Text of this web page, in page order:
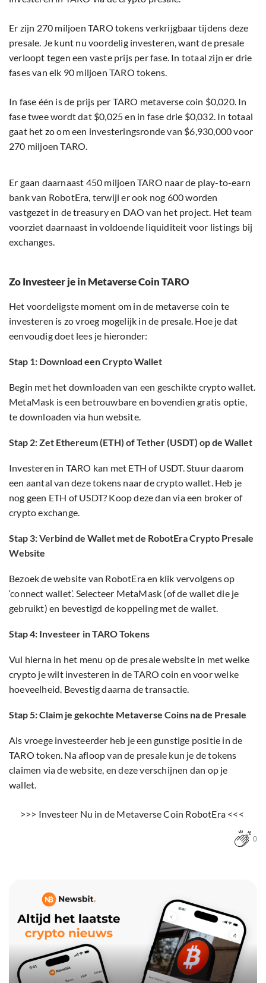
Er zijn 270 miljoen TARO tokens verkrijgbaar tijdens deze
presale. Je kunt nu voordelig investeren, want de presale
verloopt tegen een vaste prijs per fase. In totaal zijn er drie
fases van elk 90 miljoen TARO tokens.
In fase één is de prijs per TARO metaverse coin $0,020. In
fase twee wordt dat $0,025 en in fase drie $0,032. In totaal
gaat het zo om een investeringsronde van $6,930,000 voor
270 miljoen TARO.
Er gaan daarnaast 450 miljoen TARO naar de play-to-earn
bank van RobotEra, terwijl er ook nog 600 worden
vastgezet in de treasury en DAO van het project. Het team
voorziet daarnaast in voldoende liquiditeit voor listings bij
exchanges.
Zo Investeer je in Metaverse Coin TARO
Het voordeligste moment om in de metaverse coin te
investeren is zo vroeg mogelijk in de presale. Hoe je dat
eenvoudig doet lees je hieronder:
Stap 1: Download een Crypto Wallet
Begin met het downloaden van een geschikte crypto wallet.
MetaMask is een betrouwbare en bovendien gratis optie,
te downloaden via hun website.
Stap 2: Zet Ethereum (ETH) of Tether (USDT) op de Wallet
Investeren in TARO kan met ETH of USDT. Stuur daarom
een aantal van deze tokens naar de crypto wallet. Heb je
nog geen ETH of USDT? Koop deze dan via een broker of
crypto exchange.
Stap 3: Verbind de Wallet met de RobotEra Crypto Presale
Website
Bezoek de website van RobotEra en klik vervolgens op
‘connect wallet’. Selecteer MetaMask (of de wallet die je
gebruikt) en bevestigd de koppeling met de wallet.
Stap 4: Investeer in TARO Tokens
Vul hierna in het menu op de presale website in met welke
crypto je wilt investeren in de TARO coin en voor welke
hoeveelheid. Bevestig daarna de transactie.
Stap 5: Claim je gekochte Metaverse Coins na de Presale
Als vroege investeerder heb je een gunstige positie in de
TARO token. Na afloop van de presale kun je de tokens
claimen via de website, en deze verschijnen dan op je
wallet.
>>> Investeer Nu in de Metaverse Coin RobotEra <<<
0